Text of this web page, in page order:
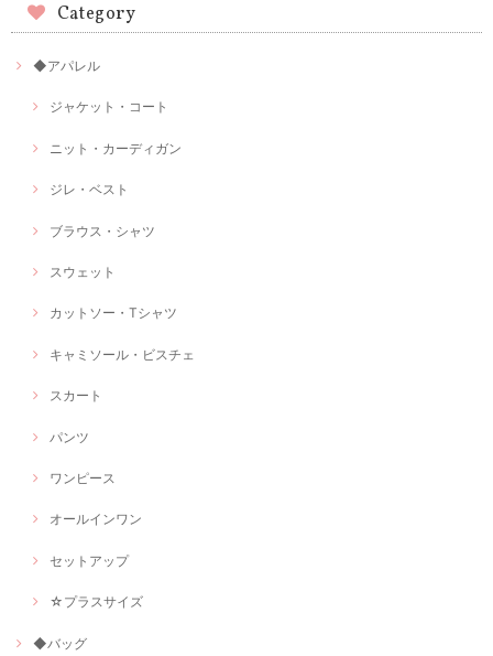
Category
◆アパレル
ジャケット・コート
ニット・カーディガン
ジレ・ベスト
ブラウス・シャツ
スウェット
カットソー・Tシャツ
キャミソール・ビスチェ
スカート
パンツ
ワンピース
オールインワン
セットアップ
☆プラスサイズ
◆バッグ